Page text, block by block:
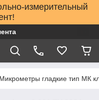
измерительный
Микрометры гладкие тип МК